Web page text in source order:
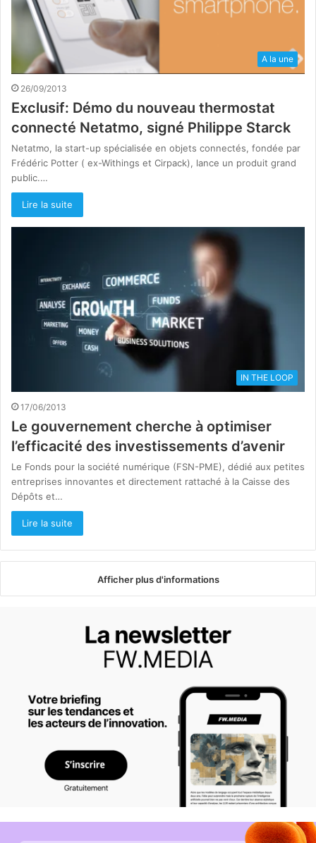
A la une
26/09/2013
Exclusif: Démo du nouveau thermostat
connecté Netatmo, signé Philippe Starck
Netatmo, la start-up spécialisée en objets connectés, fondée par
Frédéric Potter ( ex-Withings et Cirpack), lance un produit grand
public.…
Lire la suite
IN THE LOOP
17/06/2013
Le gouvernement cherche à optimiser
l’efficacité des investissements d’avenir
Le Fonds pour la société numérique (FSN-PME), dédié aux petites
entreprises innovantes et directement rattaché à la Caisse des
Dépôts et…
Lire la suite
Afficher plus d'informations